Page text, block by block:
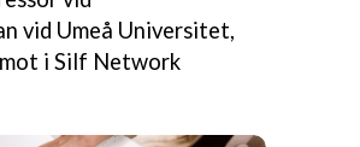
vid Umeå Universitet,
i Silf Network